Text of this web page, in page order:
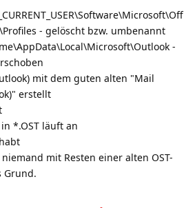
- gelöscht bzw. umbenannt
-
mit dem guten alten "Mail
erstellt
*.OST läuft an
mit Resten einer alten OST-
Grund.